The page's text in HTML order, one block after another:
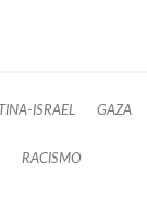
ISRAEL GAZA
RACISMO